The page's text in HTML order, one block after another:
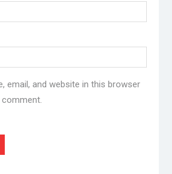
email, and website in this browser